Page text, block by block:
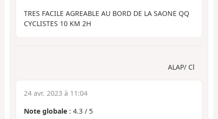
TRES FACILE AGREABLE AU BORD DE LA SAONE QQ
CYCLISTES 10 KM 2H
ALAP/ Cl
24 avr. 2023 à 11:04
Note globale : 4.3 / 5